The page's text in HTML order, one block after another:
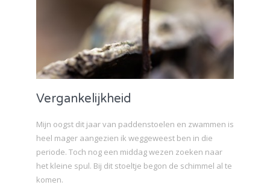
Vergankelijkheid
Mijn oogst dit jaar van paddenstoelen en zwammen is
heel mager aangezien ik weggeweest ben in die
periode. Toch nog een middag wezen zoeken naar
het kleine spul. Bij dit stoeltje begon de schimmel al te
komen.